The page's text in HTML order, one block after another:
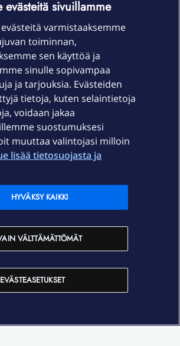
evästeitä sivuillamme
varmistaaksemme
toiminnan,
sen käyttöä ja
sinulle sopivampaa
ja tarjouksia. Evästeiden
tietoja, kuten selaintietoja
voidaan jakaa
suostumuksesi
muuttaa valintojasi milloin
lisää tietosuojasta ja
EVÄSTEASETUKSET
VÄLTTÄMÄTTÖMÄT
HYVÄKSY KAIKKI